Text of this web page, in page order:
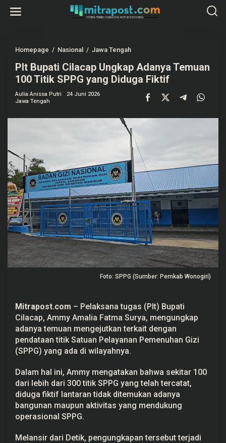
Homepage / Nasional / Jawa Tengah
t
B
u
C
l
a
c
a
p
U
n
g
k
a
p
A
d
a
n
y
a
T
e
m
1
0
0
T
i
t
P
P
y
a
i
Plt Bupati Cilacap Ungkap Adanya Temuan
100 Titik SPPG yang Diduga Fiktif
Aulia Anissa Putri
24 Juni 2026
Jawa Tengah
Foto: SPPG (Sumber: Pemkab Wonogiri)
Mitrapost.com – Pelaksana tugas (Plt) Bupati
Cilacap, Ammy Amalia Fatma Surya, mengungkap
adanya temuan mengejutkan terkait dengan
pendataan titik Satuan Pelayanan Pemenuhan Gizi
(SPPG) yang ada di wilayahnya.
Dalam hal ini, Ammy mengatakan bahwa sekitar 100
dari lebih dari 300 titik SPPG yang telah tercatat,
diduga fiktif lantaran tidak ditemukan adanya
bangunan maupun aktivitas yang mendukung
operasional SPPG.
Melansir dari Detik, pengungkapan tersebut terjadi